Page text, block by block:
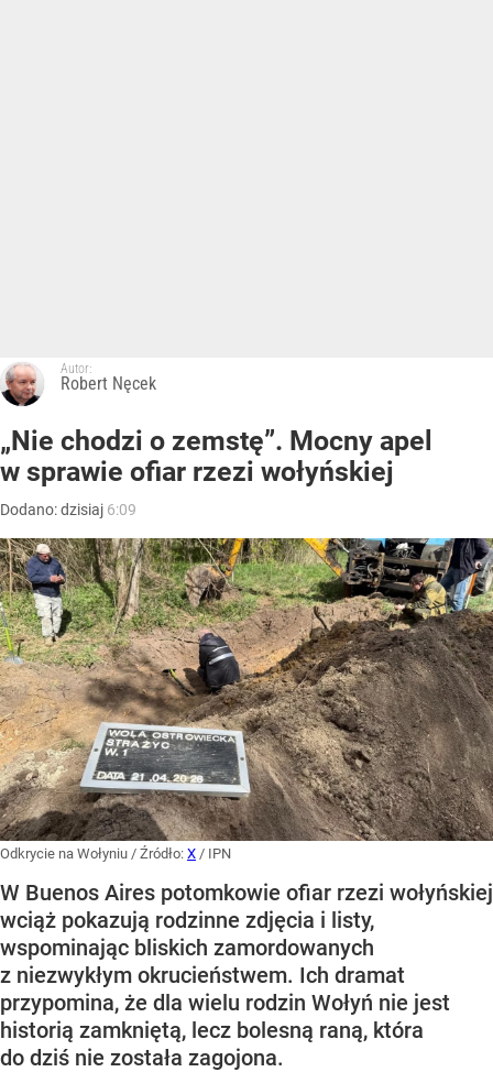
Autor:
Robert Nęcek
„Nie chodzi o zemstę”. Mocny apel
w sprawie ofiar rzezi wołyńskiej
Dodano:dzisiaj 6:09
Odkrycie na Wołyniu / Źródło: X / IPN
W Buenos Aires potomkowie ofiar rzezi wołyńskiej
wciąż pokazują rodzinne zdjęcia i listy,
wspominając bliskich zamordowanych
z niezwykłym okrucieństwem. Ich dramat
przypomina, że dla wielu rodzin Wołyń nie jest
historią zamkniętą, lecz bolesną raną, która
do dziś nie została zagojona.